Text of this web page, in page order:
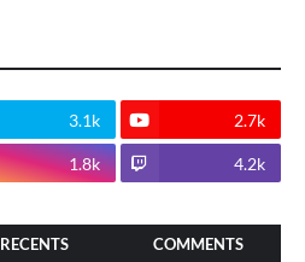
3.1k 2.7k
1.8k 4.2k
RECENTS COMMENTS